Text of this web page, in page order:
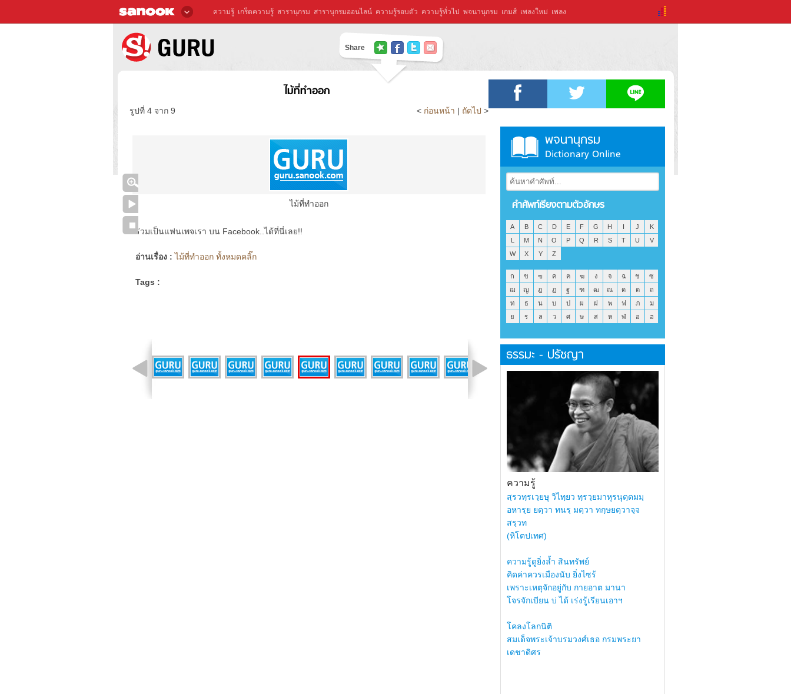
ความรู้ เกร็ดความรู้ สารานุกรม สารานุกรมออนไลน์ ความรู้รอบตัว ความรู้ทั่วไป พจนานุกรม เกมส์ เพลงใหม่ เพลง
Share
ไม้ที่ทำออก
รูปที่ 4 จาก 9 < ก่อนหน้า | ถัดไป >
ไม้ที่ทำออก
ร่วมเป็นแฟนเพจเรา บน Facebook..ได้ที่นี่เลย!!
อ่านเรื่อง : ไม้ที่ทำออก ทั้งหมดคลิ๊ก
Tags :
พจนานุกรม
Dictionary Online
คำศัพท์เรียงตามตัวอักษร
A B C D E F G H I J
K
L
M N O P Q R S T U
V
W
X Y Z
ก ข ฃ ค ฅ ฆ ง จ ฉ ช
ซ
ฌ
ญ ฎ ฏ ฐ ฑ ฒ ณ ด ต
ถ
ท
ธ น บ ป ผ ฝ พ ฟ ภ
ม
ย
ร ล ว ศ ษ ส ห ฬ อ ฮ
ธรรมะ - ปรัชญา
ความรู้
สฺรวทฺรเวฺยษุ วิไทฺยว ทฺรวฺยมาหุรนุตฺตมมฺ
อหารฺย ยตฺวา ทนรฺ มตฺวา ทกฺษยตฺวาจฺจ
สรฺวท
(หิโตปเทศ)
ความรู้ดูยิ่งล้ำ สินทรัพย์
คิดค่าควรเมืองนับ ยิ่งไซร้
เพราะเหตุจักอยู่กับ กายอาต มานา
โจรจักเบียน บ่ ได้ เร่งรู้เรียนเอาฯ
โคลงโลกนิติ
สมเด็จพระเจ้าบรมวงศ์เธอ กรมพระยา
เดชาดิศร